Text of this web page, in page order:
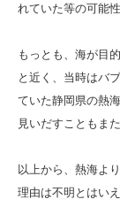
れていた等の可能
もっとも、海が目
と近く、当時はバ
ていた静岡県の熱
見いだすこともま
以上から、熱海よ
理由は不明とはい